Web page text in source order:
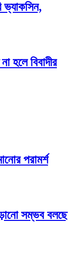
ভ্যাকসিন,
হলে বিবাদীর
পরামর্শ
সম্ভব বলছে